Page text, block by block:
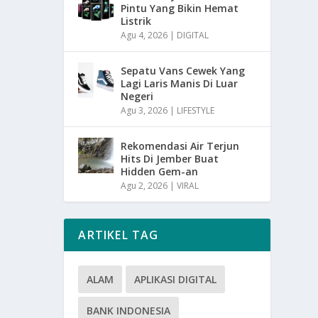
Pintu Yang Bikin Hemat
Listrik
Agu 4, 2026 | DIGITAL
Sepatu Vans Cewek Yang
Lagi Laris Manis Di Luar
Negeri
Agu 3, 2026 | LIFESTYLE
Rekomendasi Air Terjun
Hits Di Jember Buat
Hidden Gem-an
Agu 2, 2026 |VIRAL
ARTIKEL TAG
ALAM APLIKASI DIGITAL
BANK INDONESIA